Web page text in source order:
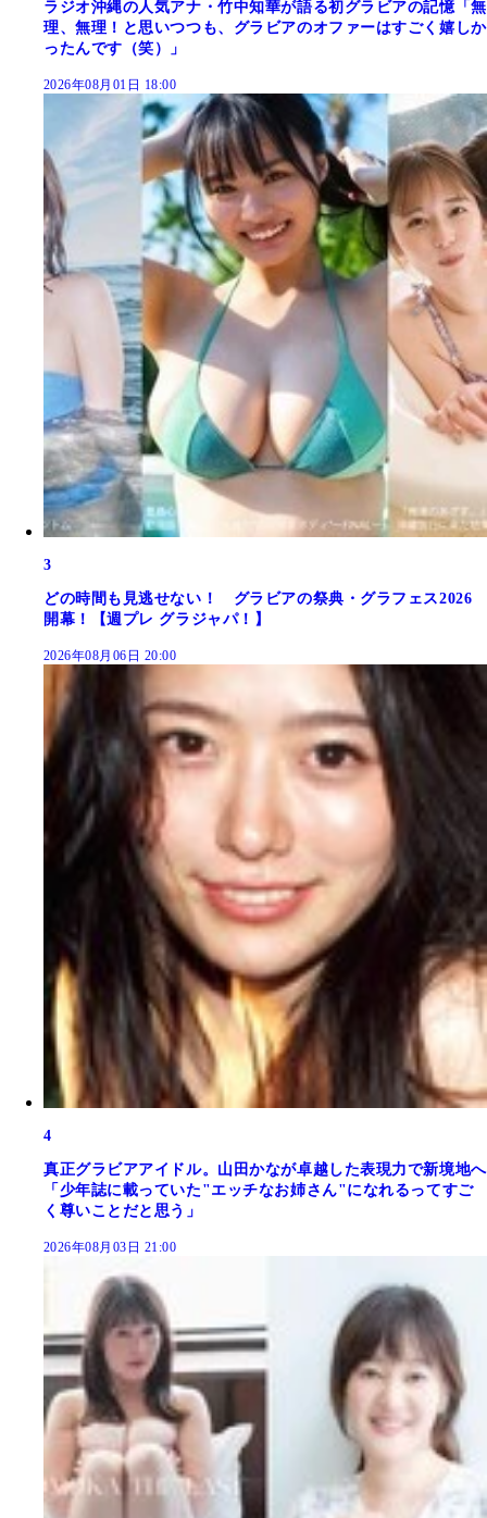
ラジオ沖縄の人気アナ・竹中知華が語る初グラビアの記憶「無
理、無理！と思いつつも、グラビアのオファーはすごく嬉しか
ったんです（笑）」
2026年08月01日 18:00
3
どの時間も見逃せない！ グラビアの祭典・グラフェス2026
開幕！【週プレ グラジャパ！】
2026年08月06日 20:00
4
真正グラビアアイドル。山田かなが卓越した表現力で新境地へ
「少年誌に載っていた"エッチなお姉さん"になれるってすご
く尊いことだと思う」
2026年08月03日 21:00